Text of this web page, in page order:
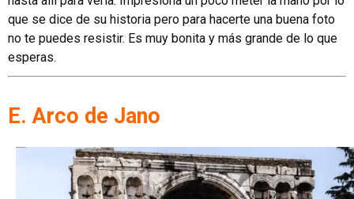
que se dice de su historia pero para hacerte una buena foto
no te puedes resistir. Es muy bonita y más grande de lo que
esperas.
E. Arco de Jano